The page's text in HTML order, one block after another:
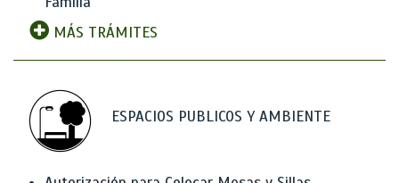
MÁS TRÁMITES
ESPACIOS PUBLICOS Y AMBIENTE